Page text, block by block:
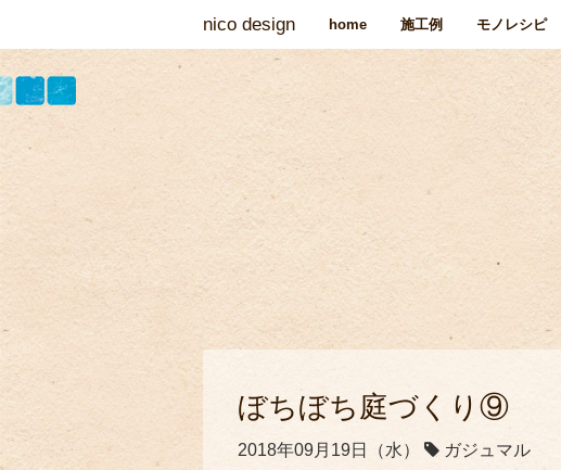
nico design home 施工例 モノレシピ
ぼちぼち庭づくり⑨
2018年09月19日（水） ガジュマル